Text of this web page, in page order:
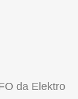
da Elektro